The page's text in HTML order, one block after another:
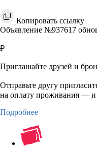
Копировать ссылку
Объявление №937617
₽
Приглашайте друзей и
Отправьте другу
на оплату проживания — и
Подробнее